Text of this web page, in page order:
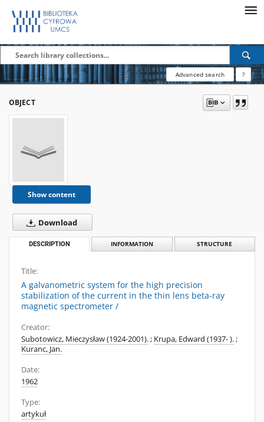
Advanced search ?
OBJECT
Show content
Download
DESCRIPTION INFORMATION STRUCTURE
Title:
A galvanometric system for the high precision
stabilization of the current in the thin lens beta-ray
magnetic spectrometer /
Creator:
Subotowicz, Mieczysław (1924-2001).; Krupa, Edward (1937- ).;
Kuranc, Jan.
Date:
1962
Type:
artykuł